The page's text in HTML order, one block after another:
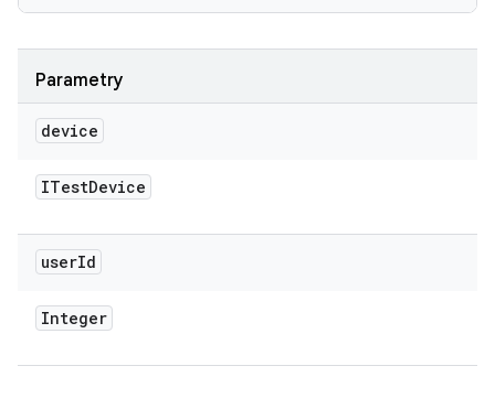
Parametry
device
ITestDevice
userId
Integer